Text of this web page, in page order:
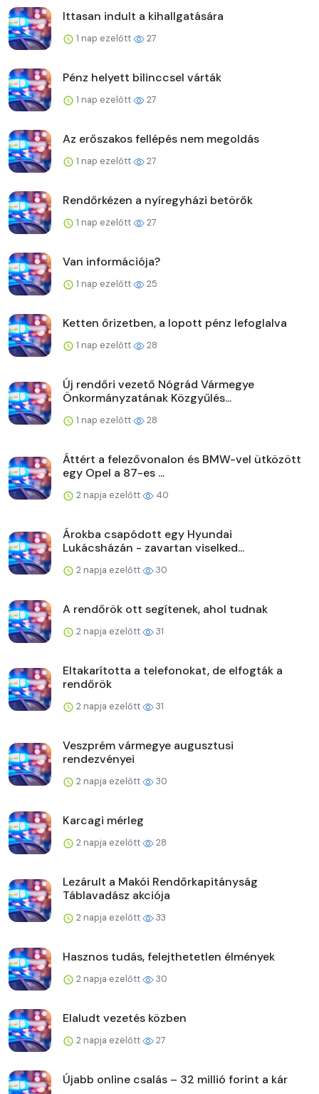
Ittasan indult a kihallgatására
1 nap ezelőtt 27
Pénz helyett bilinccsel várták
1 nap ezelőtt 27
Az erőszakos fellépés nem megoldás
1 nap ezelőtt 27
Rendőrkézen a nyíregyházi betörők
1 nap ezelőtt 27
Van információja?
1 nap ezelőtt 25
Ketten őrizetben, a lopott pénz lefoglalva
1 nap ezelőtt 28
Új rendőri vezető Nógrád Vármegye
Önkormányzatának Közgyűlés...
1 nap ezelőtt 28
Áttért a felezővonalon és BMW-vel ütközött
egy Opel a 87-es ...
2 napja ezelőtt 40
Árokba csapódott egy Hyundai
Lukácsházán - zavartan viselked...
2 napja ezelőtt 30
A rendőrök ott segítenek, ahol tudnak
2 napja ezelőtt 31
Eltakarította a telefonokat, de elfogták a
rendőrök
2 napja ezelőtt 31
Veszprém vármegye augusztusi
rendezvényei
2 napja ezelőtt 30
Karcagi mérleg
2 napja ezelőtt 28
Lezárult a Makói Rendőrkapitányság
Táblavadász akciója
2 napja ezelőtt 33
Hasznos tudás, felejthetetlen élmények
2 napja ezelőtt 30
Elaludt vezetés közben
2 napja ezelőtt 27
Újabb online csalás – 32 millió forint a kár